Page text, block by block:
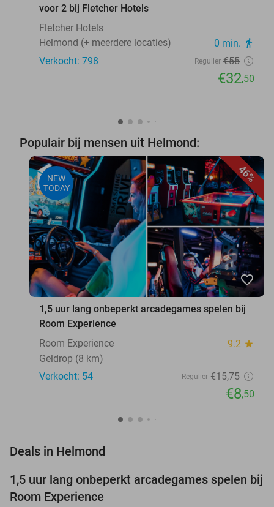
voor 2 bij Fletcher Hotels
Fletcher Hotels
Helmond (+ meerdere locaties)
0 min. directions_walk
Verkocht: 798 Regulier €55
€32,50
Populair bij mensen uit Helmond:
46%
NEW
TODAY
favorite_border
1,5 uur lang onbeperkt arcadegames spelen bij
Room Experience
Room Experience
9.2 star
Geldrop (8 km)
Verkocht: 54
Regulier €15,75
€8,50
Deals in Helmond
46%
TODAY
1,5 uur lang onbeperkt arcadegames spelen bij
Room Experience